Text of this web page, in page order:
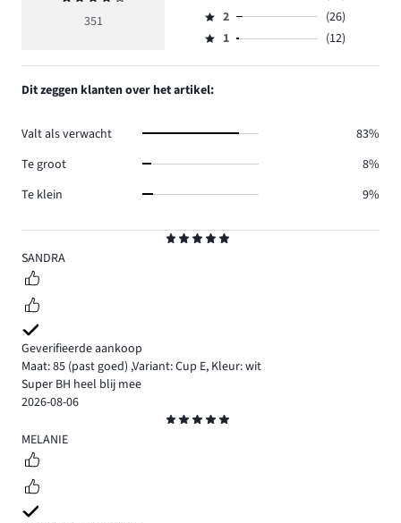
5
SANDRA
Geverifieerde aankoop
Maat: 85 (past goed) ,Variant: Cup E, Kleur: wit
Super BH heel blij mee
2026-08-06
5
MELANIE
beoordeling
351
reviews
176.
aantal
reviews
3,
aantal
Beoordeling
2,
26.
2
(26)
Beoordeling
1,
aantal
reviews
1 (12)
Dit zeggen klanten over het artikel:
Valt als verwacht
83%
Te groot
8%
Te klein
9%